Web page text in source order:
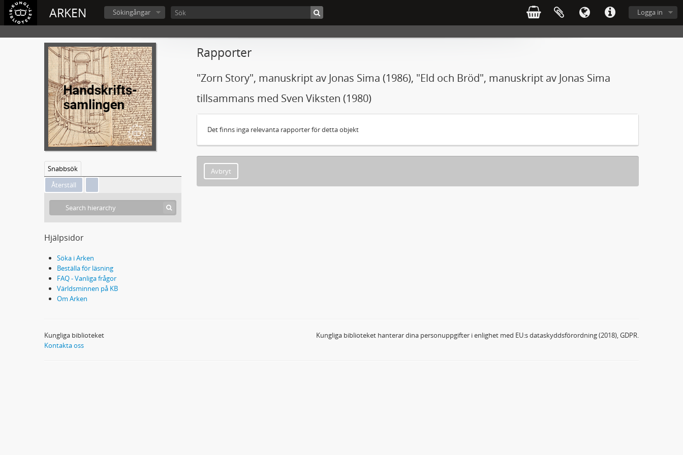
ARKEN Logga in
Sökingångar
Snabbsök
Hjälpsidor
Söka i Arken
Beställa för läsning
FAQ - Vanliga frågor
Världsminnen på KB
Om Arken
Rapporter
"Zorn Story", manuskript av Jonas Sima (1986), "Eld och Bröd", manuskript av Jonas Sima
tillsammans med Sven Viksten (1980)
Det finns inga relevanta rapporter för detta objekt
Avbryt
Kungliga biblioteket
Kontakta oss
Kungliga biblioteket hanterar dina personuppgifter i enlighet med EU:s dataskyddsförordning (2018), GDPR.